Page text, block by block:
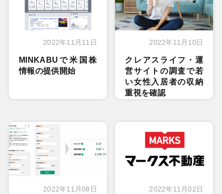
2022年11月11日
MINKABUで米国株
情報の提供開始
2022年11月10日
クレアスライフ・運
営サイトの調査で若
い女性入居者の収納
重視を確認
2022年11月08日 2022年11月02日